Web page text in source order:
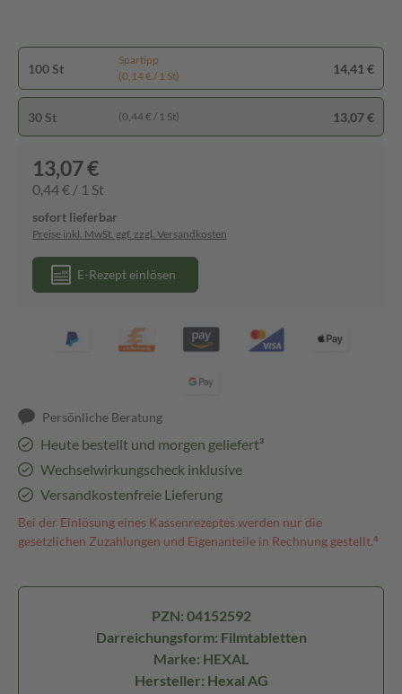
100 St
Spartipp
(0,14 € / 1 St)
14,41 €
30 St (0,44 € / 1 St) 13,07 €
13,07 €
0,44 € / 1 St
sofort lieferbar
Preise inkl. MwSt. ggf. zzgl. Versandkosten
E-Rezept einlösen
Persönliche Beratung
Heute bestellt und morgen geliefert³
Wechselwirkungscheck inklusive
Versandkostenfreie Lieferung
Bei der Einlösung eines Kassenrezeptes werden nur die
gesetzlichen Zuzahlungen und Eigenanteile in Rechnung gestellt.⁴
PZN: 04152592
Darreichungsform: Filmtabletten
Marke: HEXAL
Hersteller: Hexal AG